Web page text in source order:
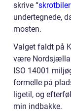
skrive “
undertegnede,
mosten.
Valget faldt på
være
ISO 14001
formelle på
ligetil, og
min indbakke.